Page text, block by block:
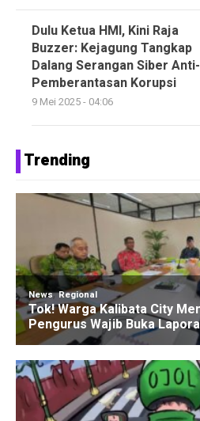
Dulu Ketua HMI, Kini Raja
Buzzer: Kejagung Tangkap
Dalang Serangan Siber Anti-
Pemberantasan Korupsi
9 Mei 2025 - 04:06
Trending